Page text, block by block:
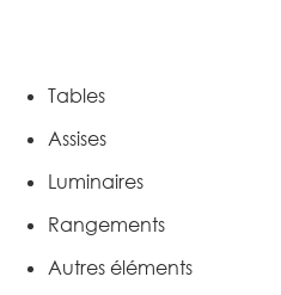
Tables
Assises
Luminaires
Rangements
Autres éléments